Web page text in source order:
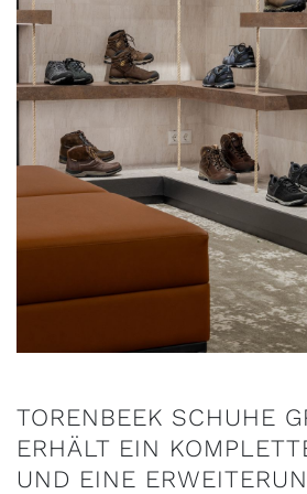
TORENBEEK SCHUHE
ERHÄLT EIN
UND EINE